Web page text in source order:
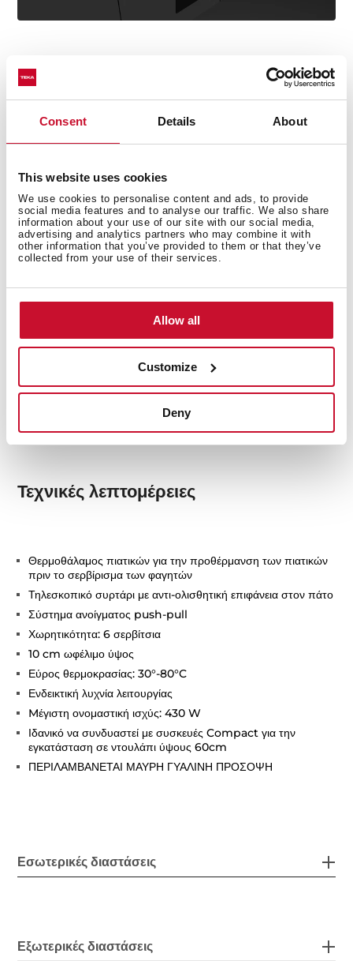
Consent Details About
This website uses cookies
We use cookies to personalise content and ads, to provide
social media features and to analyse our traffic. We also share
information about your use of our site with our social media,
advertising and analytics partners who may combine it with
other information that you’ve provided to them or that they’ve
collected from your use of their services.
Allow all
Customize
Deny
Με ένα σύστημα παραγωγής θερμού αέρα και ρυθμιζόμενο
Τεχνικές λεπτομέρειες
Θερμοθάλαμος πιατικών για την προθέρμανση των πιατικών
πριν το σερβίρισμα των φαγητών
Τηλεσκοπικό συρτάρι με αντι-ολισθητική επιφάνεια στον πάτο
Σύστημα ανοίγματος push-pull
Χωρητικότητα: 6 σερβίτσια
10 cm ωφέλιμο ύψος
Εύρος θερμοκρασίας: 30°-80°C
Ενδεικτική λυχνία λειτουργίας
Mέγιστη ονομαστική ισχύς: 430 W
Ιδανικό να συνδυαστεί με συσκευές Compact για την
εγκατάσταση σε ντουλάπι ύψους 60cm
ΠΕΡΙΛΑΜΒΑΝΕΤΑΙ ΜΑΥΡΗ ΓΥΑΛΙΝΗ ΠΡΟΣΟΨΗ
Εσωτερικές διαστάσεις
Εξωτερικές διαστάσεις